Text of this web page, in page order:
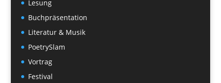
Lesung
Buchpräsentation
Literatur & Musik
PoetrySlam
Vortrag
Festival